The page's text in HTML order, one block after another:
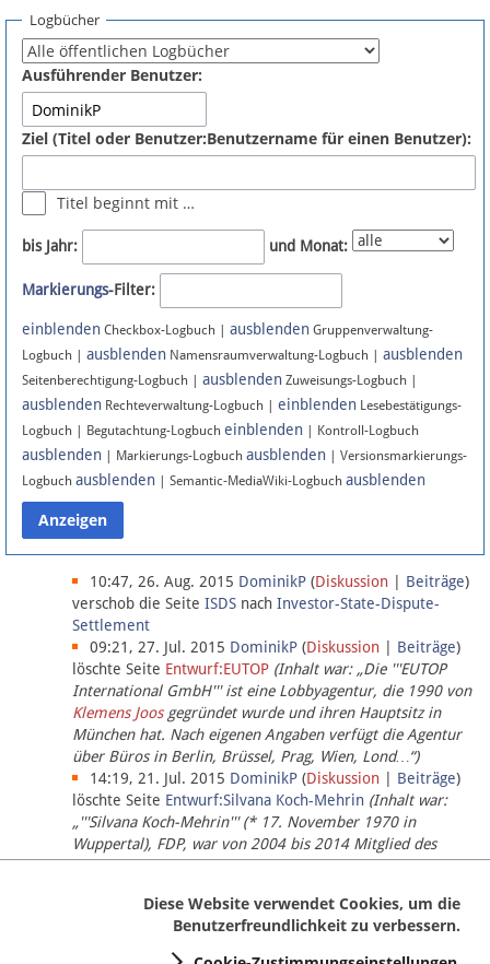
Fördermitglied werden
Fehler melden
Newsletter
Bluesky
Facebook
Instagram
Anmelden
Datenschutz
Über Lobbypedia
Impressum
Logbücher
Ausführender Benutzer:
Ziel (Titel oder Benutzer:Benutzername für einen Benutzer):
Titel beginnt mit …
bis Jahr: und Monat:
Markierungs-Filter:
einblenden Checkbox-Logbuch | ausblenden Gruppenverwaltung-
Logbuch | ausblenden Namensraumverwaltung-Logbuch | ausblenden
Seitenberechtigung-Logbuch | ausblenden Zuweisungs-Logbuch |
ausblenden Rechteverwaltung-Logbuch | einblenden Lesebestätigungs-
Logbuch | Begutachtung-Logbuch einblenden | Kontroll-Logbuch
ausblenden | Markierungs-Logbuch ausblenden | Versionsmarkierungs-
Logbuch ausblenden | Semantic-MediaWiki-Logbuch ausblenden
10:47, 26. Aug. 2015 DominikP (Diskussion Beiträge)
verschob die Seite ISDS nach Investor-State-Dispute-
Settlement
09:21, 27. Jul. 2015 DominikP (Diskussion Beiträge)
löschte Seite Entwurf:EUTOP (Inhalt war: „Die '''EUTOP
International GmbH''' ist eine Lobbyagentur, die 1990 von
Klemens Joosgegründet wurde und ihren Hauptsitz in
München hat. Nach eigenen Angaben verfügt die Agentur
über Büros in Berlin, Brüssel, Prag, Wien, Lond…“)
14:19, 21. Jul. 2015 DominikP (Diskussion Beiträge)
löschte Seite Entwurf:Silvana Koch-Mehrin (Inhalt war:
„'''Silvana Koch-Mehrin''' (* 17. November 1970 in
Wuppertal), FDP, war von 2004 bis 2014 Mitglied des
Europäischen Parlaments, seit November 2014 ist sie für
Diese Website verwendet Cookies, um die
Benutzerfreundlichkeit zu verbessern.